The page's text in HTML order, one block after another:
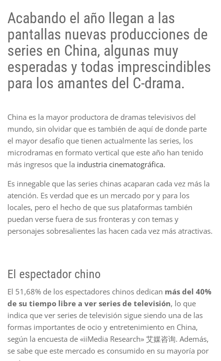
Acabando el año llegan a las
pantallas nuevas producciones de
series en China, algunas muy
esperadas y todas imprescindibles
para los amantes del C-drama.
China es la mayor productora de dramas televisivos del
mundo, sin olvidar que es también de aquí de donde parte
el mayor desafío que tienen actualmente las series, los
microdramas en formato vertical que este año han tenido
más ingresos que la industria cinematográfica.
Es innegable que las series chinas acaparan cada vez más la
atención. Es verdad que es un mercado por y para los
locales, pero el hecho de que sus plataformas también
puedan verse fuera de sus fronteras y con temas y
personajes sobresalientes las hacen cada vez más atractivas.
El espectador chino
El 51,68% de los espectadores chinos dedican más del 40%
de su tiempo libre a ver series de televisión, lo que
indica que ver series de televisión sigue siendo una de las
formas importantes de ocio y entretenimiento en China,
según la encuesta de «iiMedia Research» 艾媒咨询. Además,
se sabe que este mercado es consumido en su mayoría por